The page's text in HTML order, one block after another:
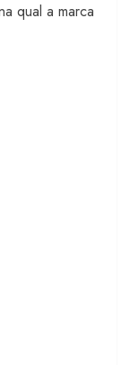
qual a marca
em